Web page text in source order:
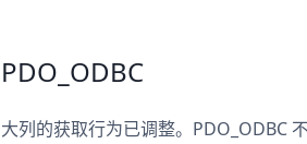
PDO_ODBC
大列的获取行为已调整。PDO_ODBC